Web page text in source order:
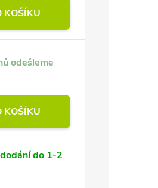
KOŠÍKU
odešleme
KOŠÍKU
do 1-2